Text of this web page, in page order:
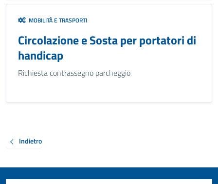
MOBILITÀ E TRASPORTI
Circolazione e Sosta per portatori di
handicap
Richiesta contrassegno parcheggio
Indietro